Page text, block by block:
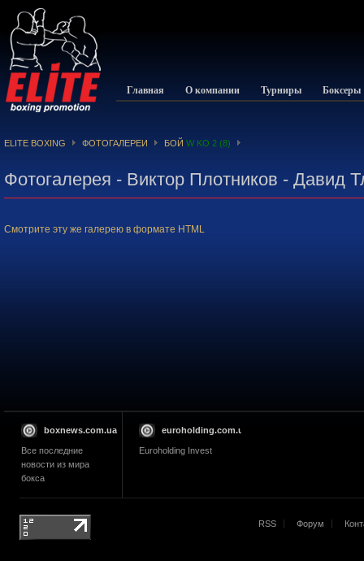
Главная О компании Турниры Боксеры
ELITE BOXING ФОТОГАЛЕРЕИ БОЙ W KO 2 (8)
Фотогалерея - Виктор Плотников - Давид
Смотрите эту же галерею в формате HTML
boxnews.com.ua
Все последние
новости из мира
бокса
euroholding.com.ua
Euroholding Invest
RSS Форум